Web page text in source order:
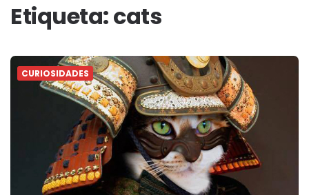
Etiqueta:cats
CURIOSIDADES